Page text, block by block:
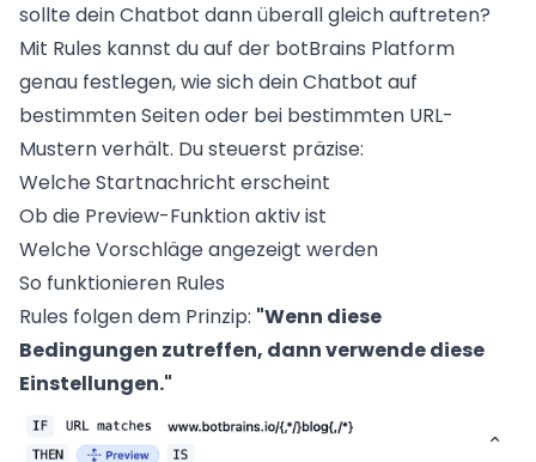
sollte dein Chatbot dann überall gleich auftreten?
Mit Rules kannst du auf der botBrains Platform
genau festlegen, wie sich dein Chatbot auf
bestimmten Seiten oder bei bestimmten URL-
Mustern verhält. Du steuerst präzise:
Welche Startnachricht erscheint
Ob die Preview-Funktion aktiv ist
Welche Vorschläge angezeigt werden
So funktionieren Rules
Rules folgen dem Prinzip: "Wenn diese
Bedingungen zutreffen, dann verwende diese
Einstellungen."